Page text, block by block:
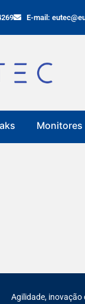
E-mail:
Monitores
Agilidade, inovação